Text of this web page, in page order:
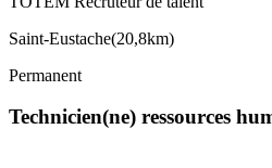
Saint-Eustache(20,8km)
Permanent
Technicien(ne) ressources